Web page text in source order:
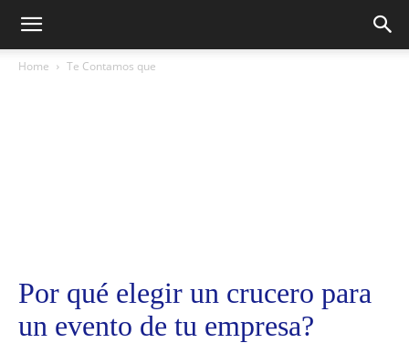
Home Te Contamos que
Por qué elegir un crucero para
un evento de tu empresa?